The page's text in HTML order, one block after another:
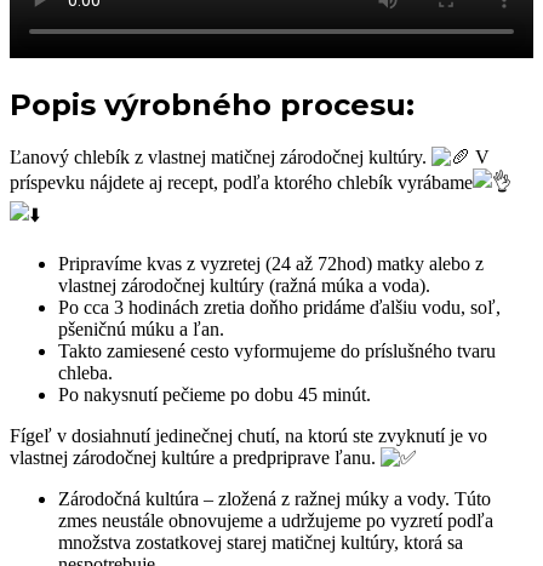
Popis výrobného procesu:
Ľanový chlebík z vlastnej matičnej zárodočnej kultúry.
V
príspevku nájdete aj recept, podľa ktorého chlebík vyrábame
Pripravíme kvas z vyzretej (24 až 72hod) matky alebo z
vlastnej zárodočnej kultúry (ražná múka a voda).
Po cca 3 hodinách zretia doňho pridáme ďalšiu vodu, soľ,
pšeničnú múku a ľan.
Takto zamiesené cesto vyformujeme do príslušného tvaru
chleba.
Po nakysnutí pečieme po dobu 45 minút.
Fígeľ v dosiahnutí jedinečnej chutí, na ktorú ste zvyknutí je vo
vlastnej zárodočnej kultúre a predpriprave ľanu.
Zárodočná kultúra – zložená z ražnej múky a vody. Túto
zmes neustále obnovujeme a udržujeme po vyzretí podľa
množstva zostatkovej starej matičnej kultúry, ktorá sa